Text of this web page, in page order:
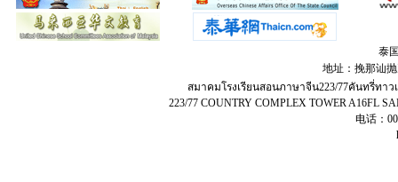
泰
地址：挽那讪
สมาคมโรงเรียนสอนภาษาจีน​223​/77​คัน​ท​รี่​ทาว
223/77 COUNTRY COMPLEX TOWER A16FL
电话：